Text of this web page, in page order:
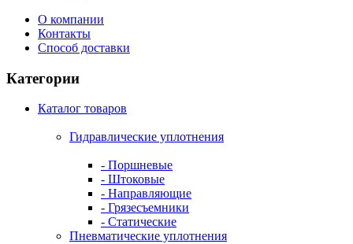
О компании
Контакты
Способ доставки
Категории
Каталог товаров
Гидравлические уплотнения
- Поршневые
- Штоковые
- Направляющие
- Грязесъемники
- Cтатические
Пневматические уплотнения